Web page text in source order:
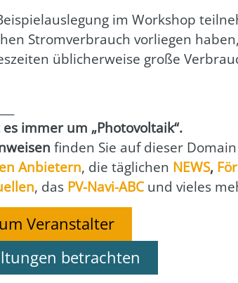
im Work­shop
Strom­ver­brauch vor­lie­gen
übli­cher­wei­se gro­ße
immer um „Pho­to­vol­ta­ik“.
fin­den Sie auf die­ser
Anbie­tern, die täg­li­chen NEWS,
, das PV-Navi-ABCund vie­les
Veranstalter
betrachten